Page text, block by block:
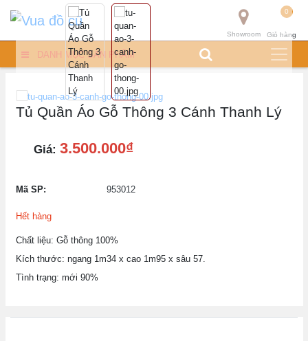
0
Giỏ hàng
Showroom
DANH MỤC SẢN PHẨM
Tủ Quần Áo Gỗ Thông 3 Cánh Thanh Lý
Giá: 3.500.000₫
Mã SP: 953012
Hết hàng
Chất liệu: Gỗ thông 100%
Kích thước: ngang 1m34 x cao 1m95 x sâu 57.
Tình trạng: mới 90%